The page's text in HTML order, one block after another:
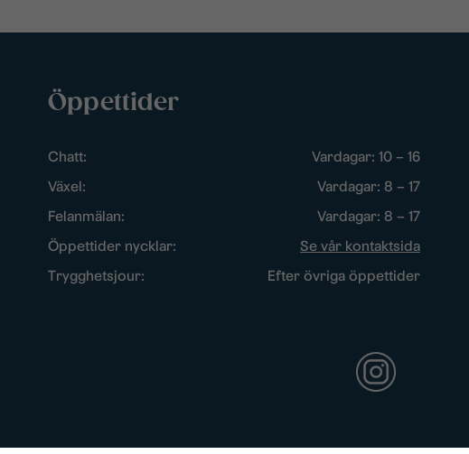
Öppettider
Chatt:
Vardagar: 10 – 16
Växel:
Vardagar: 8 – 17
Felanmälan:
Vardagar: 8 – 17
Öppettider nycklar:
Se vår kontaktsida
Trygghetsjour:
Efter övriga öppettider